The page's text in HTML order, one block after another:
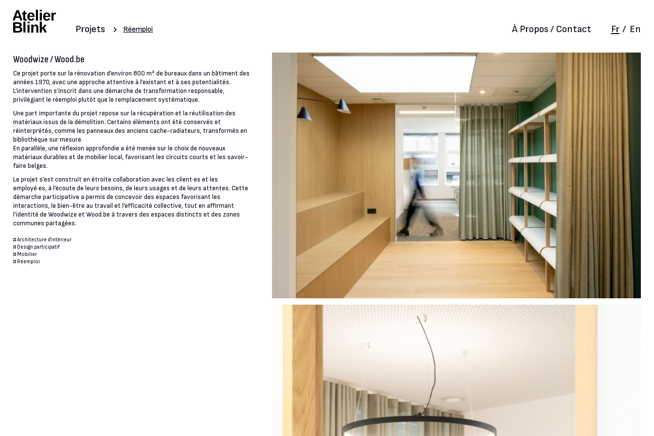
Projets Réemploi À Propos / Contact Fr / En
Woodwize / Wood.be
Ce projet porte sur la rénovation d’environ 800 m² de bureaux dans un bâtiment des
années 1970, avec une approche attentive à l’existant et à ses potentialités.
L’intervention s’inscrit dans une démarche de transformation responsable,
privilégiant le réemploi plutôt que le remplacement systématique.
Une part importante du projet repose sur la récupération et la réutilisation des
matériaux issus de la démolition. Certains éléments ont été conservés et
réinterprétés, comme les panneaux des anciens cache-radiateurs, transformés en
bibliothèque sur mesure.
En parallèle, une réflexion approfondie a été menée sur le choix de nouveaux
matériaux durables et de mobilier local, favorisant les circuits courts et les savoir-
faire belges.
Le projet s’est construit en étroite collaboration avec les client·es et les
employé·es, à l’écoute de leurs besoins, de leurs usages et de leurs attentes. Cette
démarche participative a permis de concevoir des espaces favorisant les
interactions, le bien-être au travail et l’efficacité collective, tout en affirmant
l’identité de Woodwize et Wood.be à travers des espaces distincts et des zones
communes partagées.
#Architecture d'intérieur
# Design participatif
# Mobilier
# Réemploi